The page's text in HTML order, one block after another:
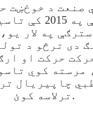
صنعت د خوځښت
چمتو کونکی
په لار
دی ترڅو د
حرکت او
مرسته کوي
چاپیریال
ترلاسه کوئ.